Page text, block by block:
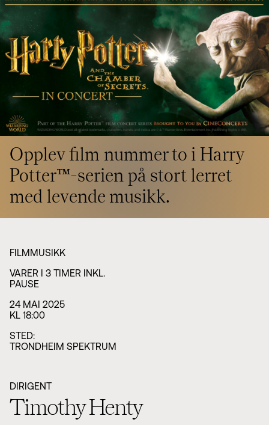
TSOs venner
Bærekraft & samfunn
TSO mot 2030
Opera
Barn & unge
TSO talent
Princess Astrid International Music Competition
Jobbe hos oss
Samarbeidspartnere
Opplev film nummer to i Harry
Potter™-serien på stort lerret
med levende musikk.
24 MAI 2025
KL 18:00
FILMMUSIKK
VARER I 3 TIMER INKL.
PAUSE
STED:
TRONDHEIM SPEKTRUM
DIRIGENT
Timothy Henty